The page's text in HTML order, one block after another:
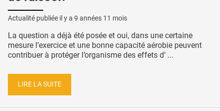
Actualité publiée il y a 9 années 11 mois
La question a déjà été posée et oui, dans une certaine
mesure l’exercice et une bonne capacité aérobie peuvent
contribuer à protéger l’organisme des effets d’ ...
LIRE LA SUITE